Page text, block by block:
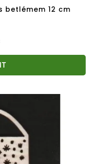
betlémem 12 cm